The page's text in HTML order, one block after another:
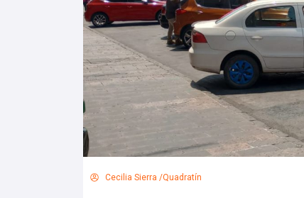
Cecilia Sierra /Quadratín